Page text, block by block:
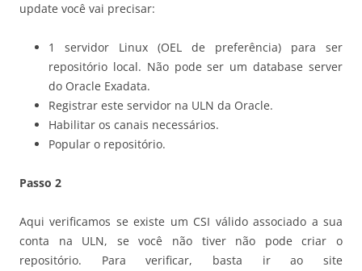
update você vai precisar:
1 servidor Linux (OEL de preferência) para ser
repositório local. Não pode ser um database server
do Oracle Exadata.
Registrar este servidor na ULN da Oracle.
Habilitar os canais necessários.
Popular o repositório.
Passo 2
Aqui verificamos se existe um CSI válido associado a sua
conta na ULN, se você não tiver não pode criar o
repositório. Para verificar, basta ir ao site